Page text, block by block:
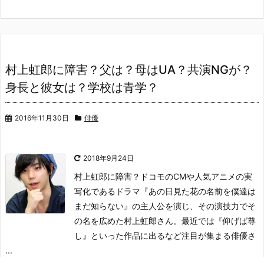
村上虹郎に障害？父は？母はUA？共演NGが？
身長と彼女は？学校は青学？
2016年11月30日 俳優
2018年9月24日
村上虹郎に障害？ ドコモのCMや人気アニメの実
写化であるドラマ『あの日見た花の名前を僕達は
まだ知らない』の主人公を演じ、その演技力でそ
の名を広めた村上虹郎さん。 最近では『仰げば尊
し』といった作品に出るなど注目が集まる俳優さ
...